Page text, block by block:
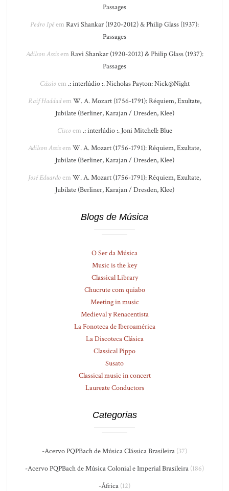
Passages
Pedro Ipêem Ravi Shankar (1920-2012) & Philip Glass (1937):
Passages
Adilson Assisem Ravi Shankar (1920-2012) & Philip Glass (1937):
Passages
Cássioem .: interlúdio :. Nicholas Payton: Nick@Night
Raif Haddadem W. A. Mozart (1756-1791): Réquiem, Exultate,
Jubilate (Berliner, Karajan / Dresden, Klee)
Ciscoem .: interlúdio :. Joni Mitchell: Blue
Adilson Assisem W. A. Mozart (1756-1791): Réquiem, Exultate,
Jubilate (Berliner, Karajan / Dresden, Klee)
José Eduardoem W. A. Mozart (1756-1791): Réquiem, Exultate,
Jubilate (Berliner, Karajan / Dresden, Klee)
Blogs de Música
O Ser da Música
Music is the key
Classical Library
Chucrute com quiabo
Meeting in music
Medieval y Renacentista
La Fonoteca de Iberoamérica
La Discoteca Clásica
Classical Pippo
Susato
Classical music in concert
Laureate Conductors
Categorias
-Acervo PQPBach de Música Clássica Brasileira (37)
-Acervo PQPBach de Música Colonial e Imperial Brasileira (186)
-África (12)